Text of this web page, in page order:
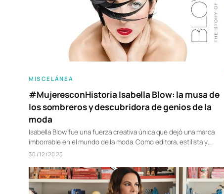
MISCELÁNEA
#MujeresconHistoria Isabella Blow: la musa de
los sombreros y descubridora de genios de la
moda
Isabella Blow fue una fuerza creativa única que dejó una marca
imborrable en el mundo de la moda. Como editora, estilista y…
30/12/2025